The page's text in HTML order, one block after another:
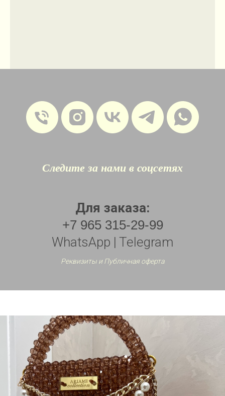
Следите за нами в соцсетях
Для заказа:
+7 965 315-29-99
WhatsApp | Telegram
Реквизиты и Публичная оферта